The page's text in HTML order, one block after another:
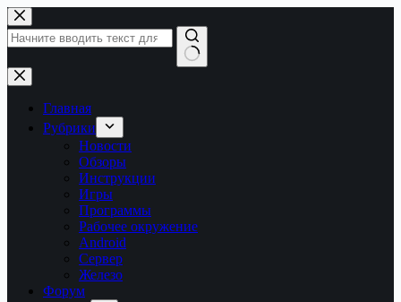
Перейти
к
сути
Ничего
не
найденоГлавная
Рубрики
Новости
Обзоры
Инструкции
Игры
Программы
Рабочее окружение
Android
Сервер
Железо
Форум